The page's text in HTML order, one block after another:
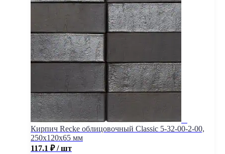
Кирпич Recke облицовочный Classic 5-32-00-2-00,
250x120x65 мм
117.1 ₽ / шт